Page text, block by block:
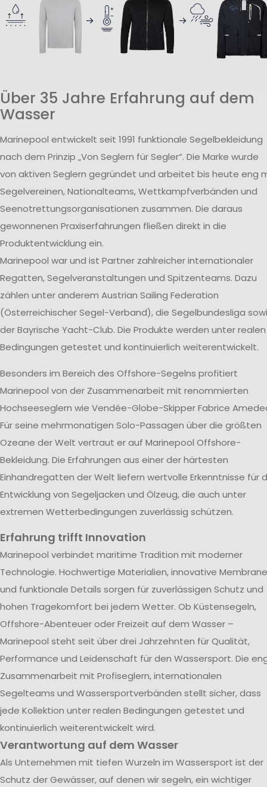
Über 35 Jahre Erfahrung auf dem
Wasser
Marinepool entwickelt seit 1991 funktionale Segelbekleidung
nach dem Prinzip „Von Seglern für Segler“. Die Marke wurde
von aktiven Seglern gegründet und arbeitet bis heute eng
Segelvereinen, Nationalteams, Wettkampfverbänden und
Seenotrettungsorganisationen zusammen. Die daraus
gewonnenen Praxiserfahrungen fließen direkt in die
Produktentwicklung ein.
Marinepool war und ist Partner zahlreicher internationaler
Regatten, Segelveranstaltungen und Spitzenteams. Dazu
zählen unter anderem Austrian Sailing Federation
(Österreichischer Segel-Verband), die Segelbundesliga
der Bayrische Yacht-Club. Die Produkte werden unter realen
Bedingungen getestet und kontinuierlich weiterentwickelt.
Besonders im Bereich des Offshore-Segelns profitiert
Marinepool von der Zusammenarbeit mit renommierten
Hochseeseglern wie Vendée-Globe-Skipper Fabrice
Für seine mehrmonatigen Solo-Passagen über die größten
Ozeane der Welt vertraut er auf Marinepool Offshore-
Bekleidung. Die Erfahrungen aus einer der härtesten
Einhandregatten der Welt liefern wertvolle Erkenntnisse für
Entwicklung von Segeljacken und Ölzeug, die auch unter
extremen Wetterbedingungen zuverlässig schützen.
Erfahrung trifft Innovation
Marinepool verbindet maritime Tradition mit moderner
Technologie. Hochwertige Materialien, innovative
und funktionale Details sorgen für zuverlässigen Schutz und
hohen Tragekomfort bei jedem Wetter. Ob Küstensegeln,
Offshore-Abenteuer oder Freizeit auf dem Wasser –
Marinepool steht seit über drei Jahrzehnten für Qualität,
Performance und Leidenschaft für den Wassersport. Die
Zusammenarbeit mit Profiseglern, internationalen
Segelteams und Wassersportverbänden stellt sicher, dass
jede Kollektion unter realen Bedingungen getestet und
kontinuierlich weiterentwickelt wird.
Verantwortung auf dem Wasser
Als Unternehmen mit tiefen Wurzeln im Wassersport ist der
Schutz der Gewässer, auf denen wir segeln, ein wichtiger